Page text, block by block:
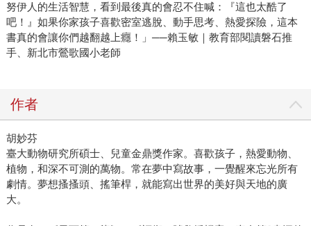
努伊人的生活智慧，看到最後真的會忍不住喊：『這也太酷了
吧！』如果你家孩子喜歡密室逃脫、動手思考、熱愛探險，這本
書真的會讓你們越翻越上癮！」──賴玉敏｜教育部閱讀磐石推
手、新北市鶯歌國小老師
作者
胡妙芬
臺大動物研究所碩士、兒童金鼎獎作家。喜歡孩子，熱愛動物、
植物，和深不可測的萬物。常在夢中寫故事，一覺醒來忘光所有
劇情。夢想搔搔頭、搖筆桿，就能寫出世界的美好與天地的廣
大。